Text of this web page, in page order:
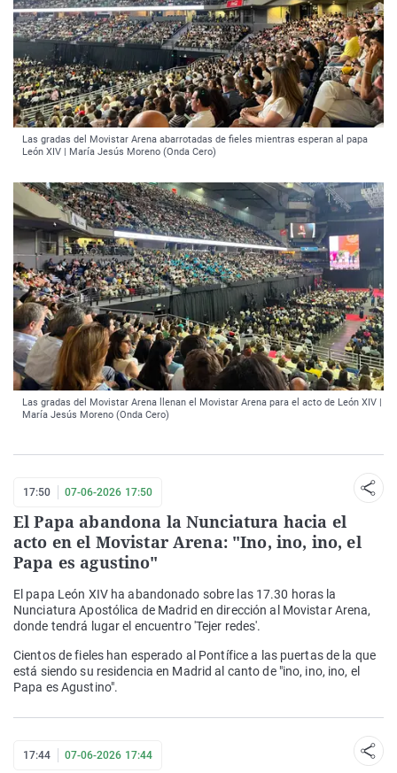
Las gradas del Movistar Arena abarrotadas de fieles mientras esperan al papa
León XIV | María Jesús Moreno (Onda Cero)
Las gradas del Movistar Arena llenan el Movistar Arena para el acto de León XIV |
María Jesús Moreno (Onda Cero)
17:50 07-06-2026 17:50
El Papa abandona la Nunciatura hacia el
acto en el Movistar Arena: "Ino, ino, ino, el
Papa es agustino"
El papa León XIV ha abandonado sobre las 17.30 horas la
Nunciatura Apostólica de Madrid en dirección al Movistar Arena,
donde tendrá lugar el encuentro 'Tejer redes'.
Cientos de fieles han esperado al Pontífice a las puertas de la que
está siendo su residencia en Madrid al canto de "ino, ino, ino, el
Papa es Agustino".
17:44 07-06-2026 17:44